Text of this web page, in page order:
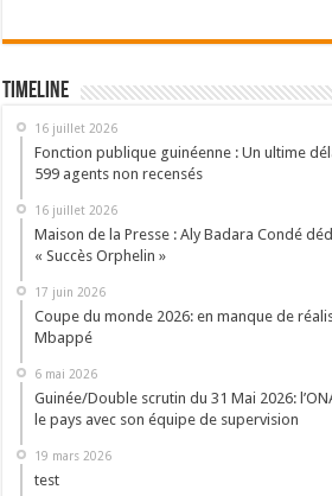
Timeline
16 juillet 2026
Fonction publique guinéenne : Un ultime
599 agents non recensés
16 juillet 2026
Maison de la Presse : Aly Badara Condé
« Succès Orphelin »
17 juin 2026
Coupe du monde 2026: en manque de
Mbappé
6 mai 2026
Guinée/Double scrutin du 31 Mai 2026:
le pays avec son équipe de supervision
19 mars 2026
test